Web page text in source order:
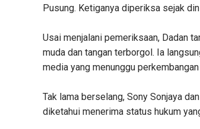
Pusung. Ketiganya diperiksa sejak
Usai menjalani pemeriksaan, Dadan
muda dan tangan terborgol. Ia
media yang menunggu
Tak lama berselang, Sony Sonjaya
diketahui menerima status hukum